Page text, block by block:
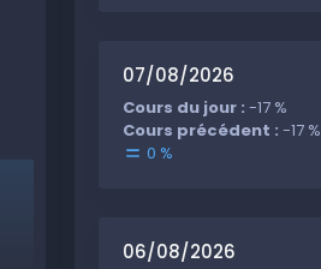
07/08/2026
Cours du jour :-17 %
Cours précédent :-17 %
0 %
06/08/2026